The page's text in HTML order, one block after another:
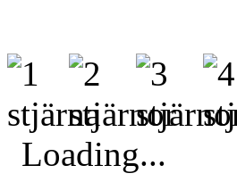
Loading...